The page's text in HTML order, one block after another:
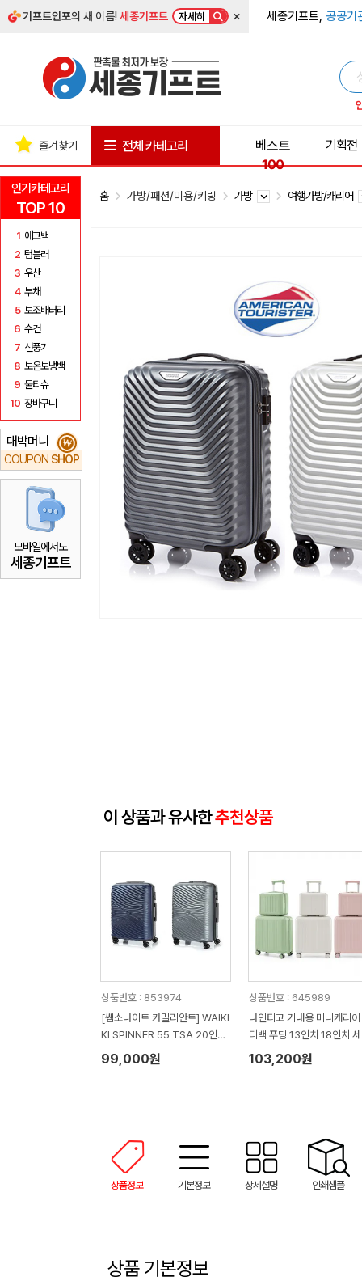
기프트인포의 새 이름!세종기프트 자세히 × 세종기프트, 공공기
인기카테고리
TOP 10
1 에코백
2 텀블러
3 우산
4 부채
5 보조배터리
6 수건
7 선풍기
8 보온보냉백
9 물티슈
10 장바구니
대박머니
COUPON SHOP
₩
모바일에서도
세종기프트
즐겨찾기 전체 카테고리
베스트
100
기획전
홈 가방/패션/미용/키링 가방 여행가방/캐리어
이 상품과 유사한추천상품
상품번호 : 853974
[쌤소나이트 카밀리안트] WAIKI
KI SPINNER 55 TSA 20인치
기내용 캐리어
99,000원
상품번호 : 645989
나인티고 기내용 미니캐리어
디백 푸딩 13인치 18인치
103,200원
상품정보 기본정보 상세설명 인쇄샘플
상품 기본정보